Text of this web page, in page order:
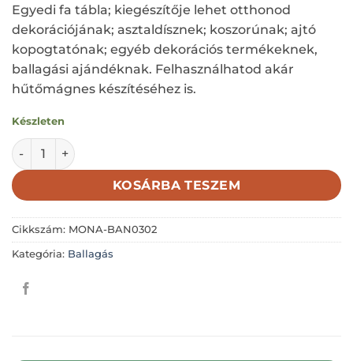
Egyedi fa tábla; kiegészítője lehet otthonod
dekorációjának; asztaldísznek; koszorúnak; ajtó
kopogtatónak; egyéb dekorációs termékeknek,
ballagási ajándéknak. Felhasználhatod akár
hűtőmágnes készítéséhez is.
Készleten
BILÉTA-BALLAGÁSODRA (OKLEVÉL) 5,4X4,6CM mennyiség
KOSÁRBA TESZEM
Cikkszám: MONA-BAN0302
Kategória: Ballagás